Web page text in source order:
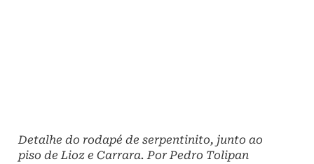
Detalhe do rodapé de serpentinito, junto ao
piso de Lioz e Carrara. Por Pedro Tolipan